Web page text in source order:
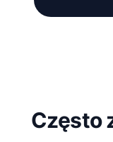
Często